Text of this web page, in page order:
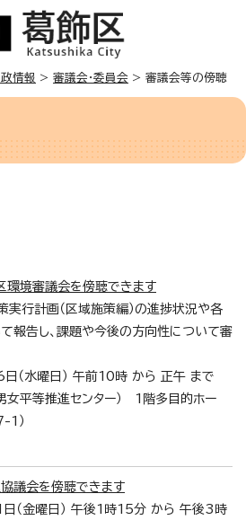
政情報 > 審議会・委員会 > 審議会等の傍聴
境審議会を傍聴できます
行計画（区域施策編）の進捗状況や各
報告し、課題や今後の方向性について審
（水曜日） 午前10時 から 正午 まで
女平等推進センター） 1階多目的ホー
1）
議会を傍聴できます
（金曜日） 午後1時15分 から 午後3時